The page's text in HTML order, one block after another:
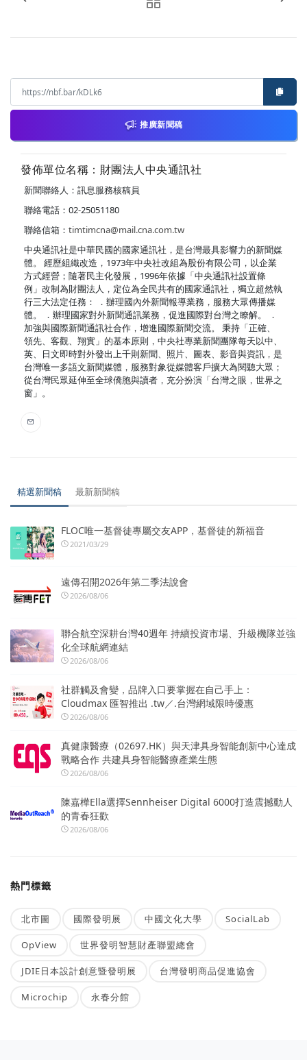
推廣新聞稿
發佈單位名稱：財團法人中央通訊社
新聞聯絡人：訊息服務核稿員
聯絡電話：02-25051180
聯絡信箱： timtimcna@mail.cna.com.tw
中央通訊社是中華民國的國家通訊社，是台灣最具影響力的新聞媒
體。 經歷組織改造，1973年中央社改組為股份有限公司，以企業
方式經營；隨著民主化發展，1996年依據「中央通訊社設置條
例」改制為財團法人，定位為全民共有的國家通訊社，獨立超然執
行三大法定任務： ．辦理國內外新聞報導業務，服務大眾傳播媒
體。 ．辦理國家對外新聞通訊業務，促進國際對台灣之瞭解。 ．
加強與國際新聞通訊社合作，增進國際新聞交流。 秉持「正確、
領先、客觀、翔實」的基本原則，中央社專業新聞團隊每天以中、
英、日文即時對外發出上千則新聞、照片、圖表、影音與資訊，是
台灣唯一多語文新聞媒體，服務對象從媒體客戶擴大為閱聽大眾；
從台灣民眾延伸至全球僑胞與讀者，充分扮演「台灣之眼，世界之
窗」。
精選新聞稿 最新新聞稿
FLOC唯一基督徒專屬交友APP，基督徒的新福音
2021/03/29
遠傳召開2026年第二季法說會
2026/08/06
聯合航空深耕台灣40週年 持續投資市場、升級機隊並強
化全球航網連結
2026/08/06
社群觸及會變，品牌入口要掌握在自己手上：
Cloudmax 匯智推出 .tw／.台灣網域限時優惠
2026/08/06
真健康醫療（02697.HK）與天津具身智能創新中心達成
戰略合作 共建具身智能醫療產業生態
2026/08/06
陳嘉樺Ella選擇Sennheiser Digital 6000打造震撼動人
的青春狂歡
2026/08/06
熱門標籤
北市圖 國際發明展 中國文化大學 SocialLab
OpView 世界發明智慧財產聯盟總會
JDIE日本設計創意暨發明展 台灣發明商品促進協會
Microchip 永春分館